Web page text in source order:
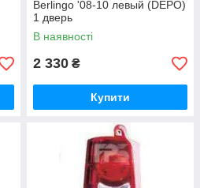
Berlingo '08-10 левый (DEPO)
1 дверь
В наявності
2 330 ₴
Купити